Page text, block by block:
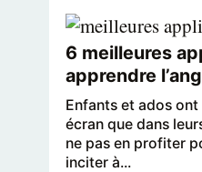
6 meilleures
apprendre
Enfants et ados
écran que dans
ne pas en profiter
inciter à...